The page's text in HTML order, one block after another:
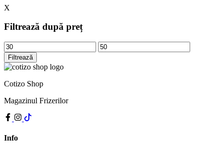
X
Filtrează după preț
Preț
minim
Preț
maxim
Filtrează
Cotizo Shop
Magazinul Frizerilor
Info